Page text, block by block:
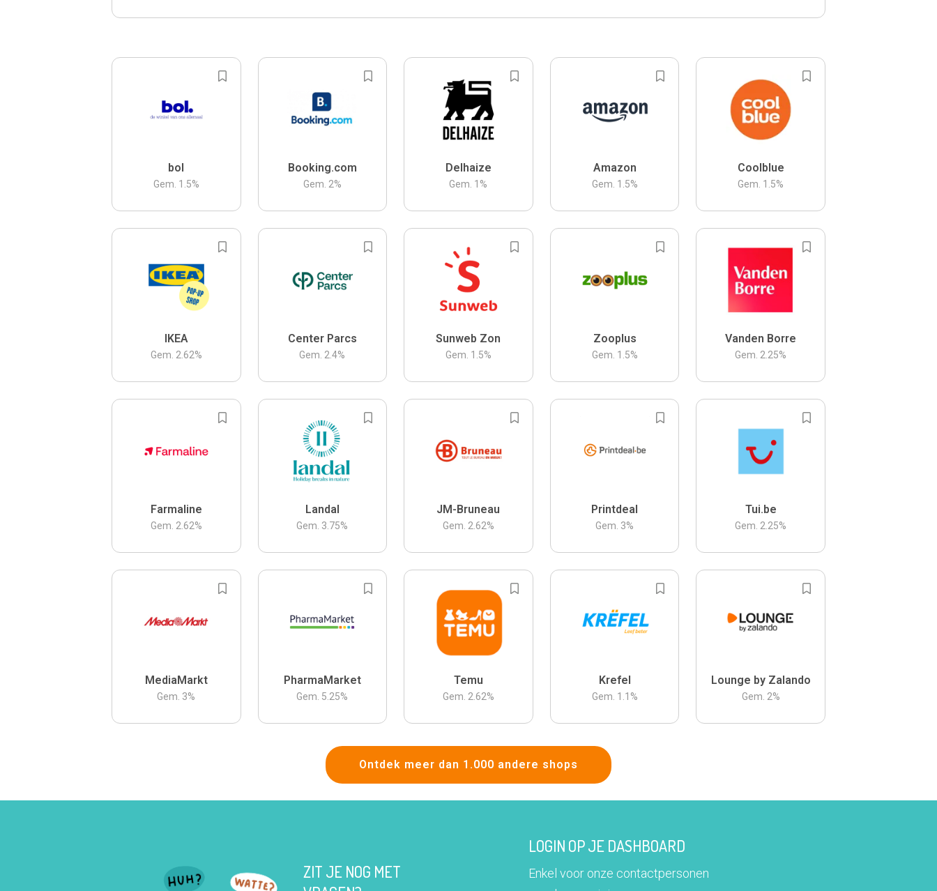
bol
Gem. 1.5%
Booking.com
Gem. 2%
Delhaize
Gem. 1 %
Amazon
Gem. 1.5%
Coolblue
Gem. 1.5%
IKEA
Gem. 2.62%
Center Parcs
Gem. 2.4%
Sunweb Zon
Gem. 1.5%
Zooplus
Gem. 1.5%
Vanden Borre
Gem. 2.25%
Farmaline
Gem. 2.62%
Landal
Gem. 3.75%
JM-Bruneau
Gem. 2.62%
Printdeal
Gem. 3%
Tui.be
Gem. 2.25%
MediaMarkt
Gem. 3%
PharmaMarket
Gem. 5.25%
Temu
Gem. 2.62%
Krefel
Gem. 1.1 %
Lounge by Zalando
Gem. 2%
Ontdek meer dan 1.000 andere shops
ZIT JE NOG MET
LOGIN OP JE DASHBOARD
Enkel voor onze contactpersonen